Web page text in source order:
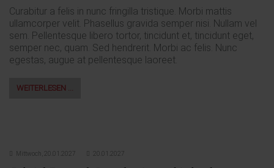
Curabitur a felis in nunc fringilla tristique. Morbi mattis
ullamcorper velit. Phasellus gravida semper nisi. Nullam vel
sem. Pellentesque libero tortor, tincidunt et, tincidunt eget,
semper nec, quam. Sed hendrerit. Morbi ac felis. Nunc
egestas, augue at pellentesque laoreet.
WEITERLESEN …
Mittwoch, 20.01.2027 20.01.2027